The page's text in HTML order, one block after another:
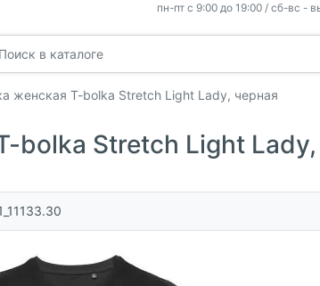
пн-пт с 9:00 до 19:00 / сб-вс -
женская T-bolka Stretch Light Lady, черная
bolka Stretch Light Lady,